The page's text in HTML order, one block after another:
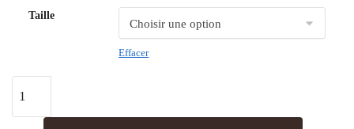
Taille
Effacer